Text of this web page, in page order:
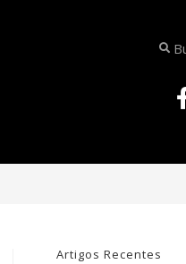
Artigos Recentes